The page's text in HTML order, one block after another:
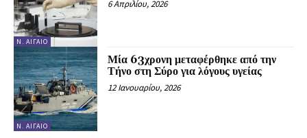
Ν. ΑΙΓΑΊΟ
6 Απριλίου, 2026
Ν. ΑΙΓΑΊΟ
Μία 63χρονη μεταφέρθηκε από την
Τήνο στη Σύρο για λόγους υγείας
12 Ιανουαρίου, 2026